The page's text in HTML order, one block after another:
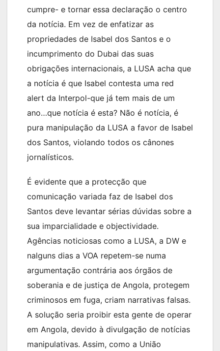
cumpre- e tornar essa declaração o centro
da notícia. Em vez de enfatizar as
propriedades de Isabel dos Santos e o
incumprimento do Dubai das suas
obrigações internacionais, a LUSA acha que
a notícia é que Isabel contesta uma red
alert da Interpol-que já tem mais de um
ano…que notícia é esta? Não é notícia, é
pura manipulação da LUSA a favor de Isabel
dos Santos, violando todos os cânones
jornalísticos.
É evidente que a protecção que
comunicação variada faz de Isabel dos
Santos deve levantar sérias dúvidas sobre a
sua imparcialidade e objectividade.
Agências noticiosas como a LUSA, a DW e
nalguns dias a VOA repetem-se numa
argumentação contrária aos órgãos de
soberania e de justiça de Angola, protegem
criminosos em fuga, criam narrativas falsas.
A solução seria proibir esta gente de operar
em Angola, devido à divulgação de notícias
manipulativas. Assim, como a União